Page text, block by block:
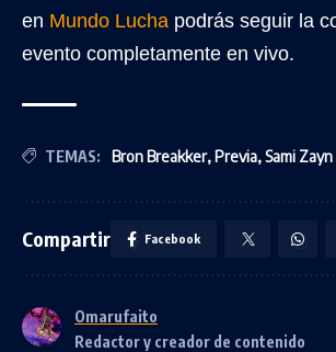
en Mundo Lucha podrás seguir la
evento completamente en vivo.
TEMAS: Bron Breakker,Previa,Sami Zayn
Compartir Facebook
Omarufaito
Redactor y creador de contenido